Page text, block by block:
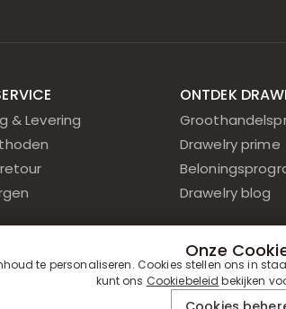
& Levering
ONTDEK
Drawelry prime
Drawelry blog
Onze
te personaliseren. Cookies stellen ons in
kunt ons Cookiebeleid bekijken